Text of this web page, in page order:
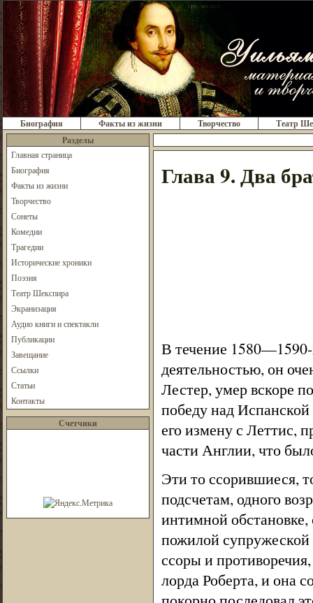
Биография Факты из жизни Творчество
Театр
Разделы
Главная страница
Биография
Факты из жизни
Творчество
Сонеты
Комедии
Трагедии
Исторические хроники
Поэзия
Театр Шекспира
Экранизация
Аудио книги и спектакли
Публикации
Завещание
Ссылки
Статьи
Контакты
Счетчики
Глава 9. Два
В течение 1580—1590-
деятельностью, он
Лестер, умер вскоре
победу над
его измену с Леттис,
части Англии, что
Эти то ссорившиеся,
подсчетам, одного
интимной
пожилой супружеской
ссоры и
лорда Роберта, и она